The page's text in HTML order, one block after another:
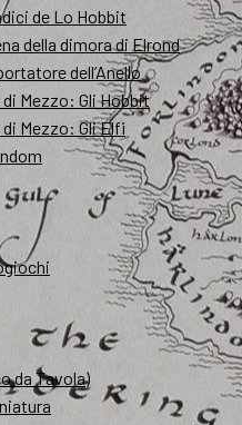
de Lo Hobbit
della dimora di Elrond
dell’Anello
Mezzo: Gli Hobbit
Mezzo: Gli Elfi
da Tavola)